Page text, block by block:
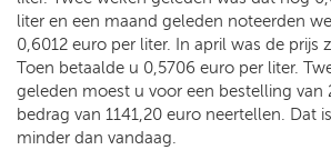
liter en een maand geleden noteerden
0,6012 euro per liter. In april was de prijs
Toen betaalde u 0,5706 euro per liter.
geleden moest u voor een bestelling van
bedrag van 1141,20 euro neertellen. Dat
minder dan vandaag.